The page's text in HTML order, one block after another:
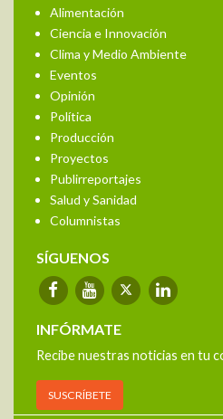
Alimentación
Ciencia e Innovación
Clima y Medio Ambiente
Eventos
Opinión
Política
Producción
Proyectos
Publirreportajes
Salud y Sanidad
Columnistas
SÍGUENOS
INFÓRMATE
Recibe nuestras noticias en tu
SUSCRÍBETE